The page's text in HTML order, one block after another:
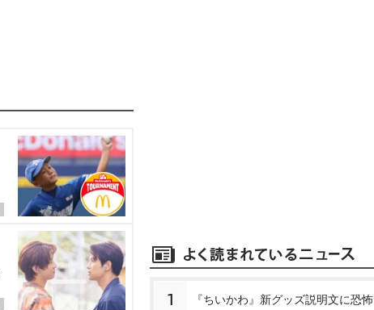
1 『ちいかわ』新グッズ説明文に恐怖